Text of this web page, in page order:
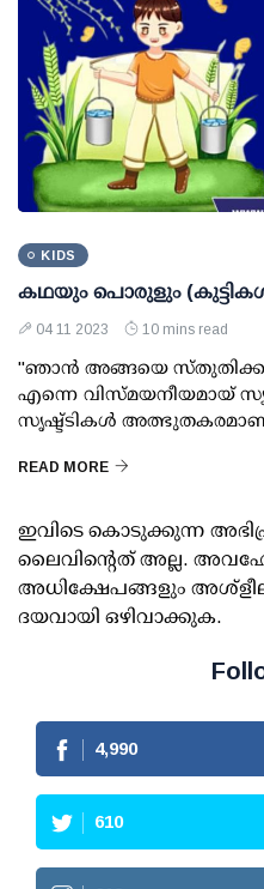
KIDS
കഥയും പൊരുളും
04 11 2023 10 mins read
"ഞാൻ അങ്ങയെ
എന്നെ വിസ്മയനീയമായ്
സൃഷ്ട്ടികൾ
READ MORE
ഇവിടെ കൊടുക്കുന്ന
ലൈവിന്റെത് അല്ല.
അധിക്ഷേപങ്ങളും
ദയവായി ഒഴിവാക്കുക.
4,990
610